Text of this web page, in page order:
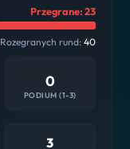
Przegrane: 23
Rozegranych rund: 40
0
PODIUM (1-3)
3